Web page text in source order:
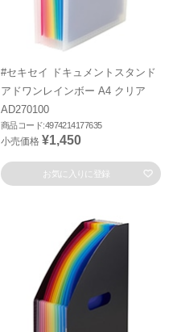
#セキセイ ドキュメントスタンド
アドワンレインボー A4 クリア
AD270100
商品コード:4974214177635
小売価格 ¥1,450
お気に入りに登録